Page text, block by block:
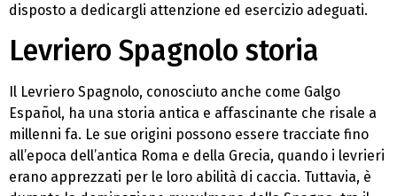
disposto a dedicargli attenzione ed esercizio adeguati.
Levriero Spagnolo storia
Il Levriero Spagnolo, conosciuto anche come Galgo
Español, ha una storia antica e affascinante che risale a
millenni fa. Le sue origini possono essere tracciate fino
all’epoca dell’antica Roma e della Grecia, quando i levrieri
erano apprezzati per le loro abilità di caccia. Tuttavia, è